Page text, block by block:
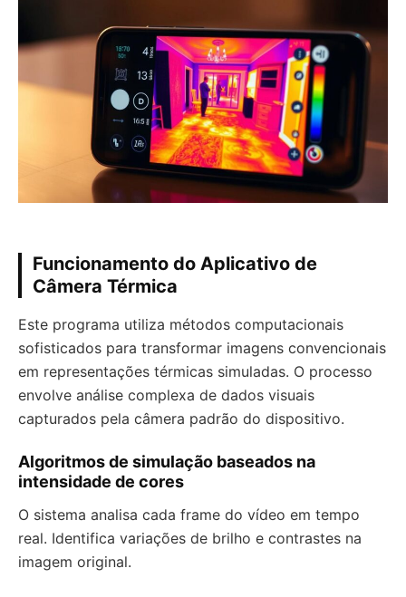
Funcionamento do Aplicativo de
Câmera Térmica
Este programa utiliza métodos computacionais
sofisticados para transformar imagens convencionais
em representações térmicas simuladas. O processo
envolve análise complexa de dados visuais
capturados pela câmera padrão do dispositivo.
Algoritmos de simulação baseados na
intensidade de cores
O sistema analisa cada frame do vídeo em tempo
real. Identifica variações de brilho e contrastes na
imagem original.